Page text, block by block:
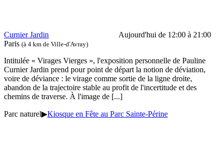
Curnier Jardin
Aujourd'hui de 12:00 à 21:00
Paris (à 4 km de Ville-d'Avray)
Intitulée « Virages Vierges », l'exposition personnelle de Pauline
Curnier Jardin prend pour point de départ la notion de déviation,
voire de déviance : le virage comme sortie de la ligne droite,
abandon de la trajectoire stable au profit de l'incertitude et des
chemins de traverse. À l'image de [...]
Parc naturel▶Kiosque en Fête au Parc Sainte-Périne